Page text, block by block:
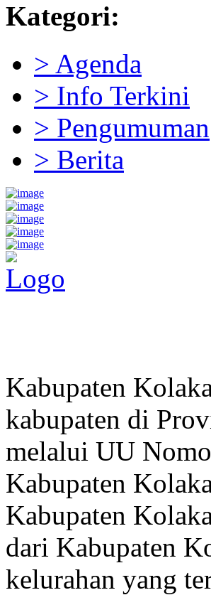
Kategori:
> Agenda
> Info Terkini
> Pengumuman
> Berita
Kabupaten
kabupaten di
melalui UU
Kabupaten
Kabupaten
dari Kabupaten
kelurahan yang